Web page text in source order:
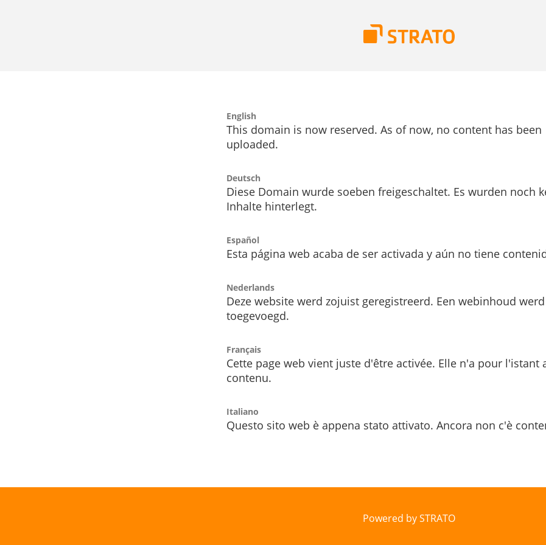
English
This domain is now reserved. As of now, no content has been
uploaded.
Deutsch
Diese Domain wurde soeben freigeschaltet. Es wurden noch
Inhalte hinterlegt.
Español
Esta página web acaba de ser activada y aún no tiene
Nederlands
Deze website werd zojuist geregistreerd. Een webinhoud
toegevoegd.
Français
Cette page web vient juste d'être activée. Elle n'a pour l'istant
contenu.
Italiano
Questo sito web è appena stato attivato. Ancora non c'è
Powered by STRATO